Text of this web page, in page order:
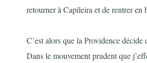
retourner à Capileira et de rentrer en
C’est alors que la Providence décide
Dans le mouvement prudent que